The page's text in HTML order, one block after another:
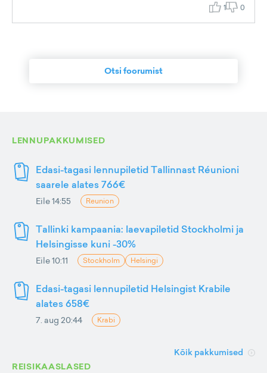
1 0
Otsi foorumist
LENNUPAKKUMISED
Edasi-tagasi lennupiletid Tallinnast Réunioni
saarele alates 766€
Eile 14:55 Reunion
Tallinki kampaania: laevapiletid Stockholmi ja
Helsingisse kuni -30%
Eile 10:11 Stockholm Helsingi
Edasi-tagasi lennupiletid Helsingist Krabile
alates 658€
7. aug 20:44 Krabi
Kõik pakkumised
REISIKAASLASED